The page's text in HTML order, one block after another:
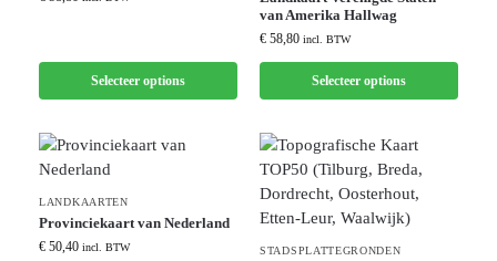
Selecteer options
van Amerika Hallwag
€ 58,80 incl. BTW
Selecteer options
LANDKAARTEN
Provinciekaart van Nederland
€ 50,40 incl. BTW STADSPLATTEGRONDEN